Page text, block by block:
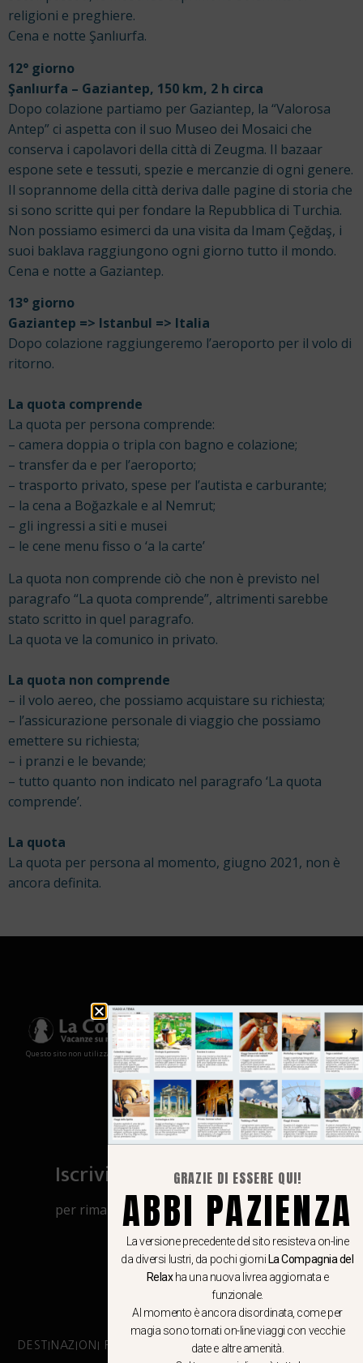
religioni e preghiere.
Cena e notte Şanlıurfa.
12° giorno
Şanlıurfa – Gaziantep, 150 km, 2 h circa
Dopo colazione partiamo per Gaziantep, la “Valorosa
Antep” ci aspetta con il suo Museo dei Mosaici che
conserva i capolavori della città di Zeugma. Il bazaar
espone sete e tessuti, spezie e mercanzie di ogni genere.
Il soprannome della città deriva dalle pagine di storia che
si sono scritte qui per fondare la Repubblica di Turchia.
Non possiamo esimerci da una visita da Imam Çeğdaş, i
suoi baklava raggiungono ogni giorno tutto il mondo.
Cena e notte a Gaziantep.
13° giorno
Gaziantep => Istanbul => Italia
Dopo colazione raggiungeremo l’aeroporto per il volo di
ritorno.
La quota comprende
La quota per persona comprende:
– camera doppia o tripla con bagno e colazione;
– transfer da e per l’aeroporto;
– trasporto privato, spese per l’autista e carburante;
– la cena a Boğazkale e al Nemrut;
– gli ingressi a siti e musei
– le cene menu fisso o ‘a la carte’
La quota non comprende ciò che non è previsto nel
paragrafo “La quota comprende”, altrimenti sarebbe
stato scritto in quel paragrafo.
La quota ve la comunico in privato.
La quota non comprende
– il volo aereo, che possiamo acquistare su richiesta;
– l’assicurazione personale di viaggio che possiamo
emettere su richiesta;
– i pranzi e le bevande;
– tutto quanto non indicato nel paragrafo ‘La quota
comprende’.
La quota
La quota per persona al momento, giugno 2021, non è
ancora definita.
Questo sito non utilizza cookies e non memorizza in alcun modo le tue informazioni
Iscriviti al canale Whatsapp
per rimanere aggiornato su viaggi, eventi
e notizie!
CLICCA QUI
DESTINAZIONI PRINCIPALI
GRAZIE DI ESSERE QUI!
ABBI PAZIENZA
La versione precedente del sito resisteva on-line
da diversi lustri, da pochi giorni La Compagnia del
Relaxha una nuova livrea aggiornata e
funzionale.
Al momento è ancora disordinata, come per
magia sono tornati on-line viaggi con vecchie
date e altre amenità.